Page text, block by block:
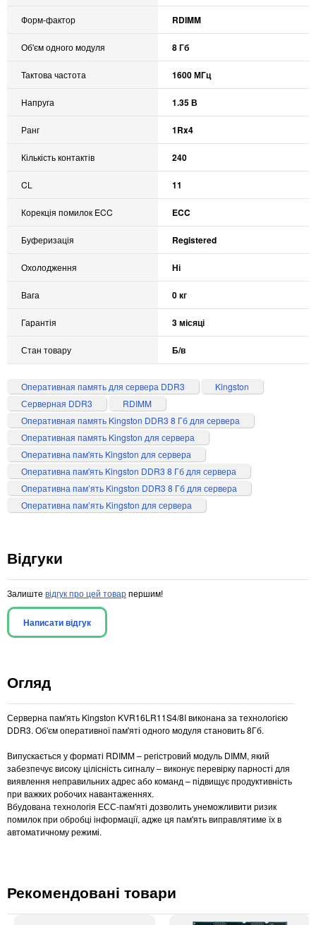
Форм-фактор RDIMM
Об'єм одного модуля 8 Гб
Тактова частота 1600 МГц
Напруга 1.35 В
Ранг 1Rx4
Кількість контактів 240
CL 11
Корекція помилок ECC ECC
Буферизація Registered
Охолодження Ні
Вага 0 кг
Гарантія 3 місяці
Стан товару Б/в
Оперативная память для сервера DDR3
Kingston
Серверная DDR3
RDIMM
Оперативная память Kingston DDR3 8 Гб для сервера
Оперативная память Kingston для сервера
Оперативна пам'ять Kingston для сервера
Оперативна пам'ять Kingston DDR3 8 Гб для сервера
Оперативна памʼять Kingston DDR3 8 Гб для сервера
Оперативна памʼять Kingston для сервера
Відгуки
Залиште відгук про цей товарпершим!
Написати відгук
Огляд
Серверна пам'ять Kingston KVR16LR11S4/8I виконана за технологією
DDR3. Об'єм оперативної пам'яті одного модуля становить 8Гб.
Випускається у форматі RDIMM – регістровий модуль DIMM, який
забезпечує високу цілісність сигналу – виконує перевірку парності для
виявлення неправильних адрес або команд – підвищує продуктивність
при важких робочих навантаженнях.
Вбудована технологія ЕСС-пам'яті дозволить унеможливити ризик
помилок при обробці інформації, адже ця пам'ять виправлятиме їх в
автоматичному режимі.
Рекомендовані товари